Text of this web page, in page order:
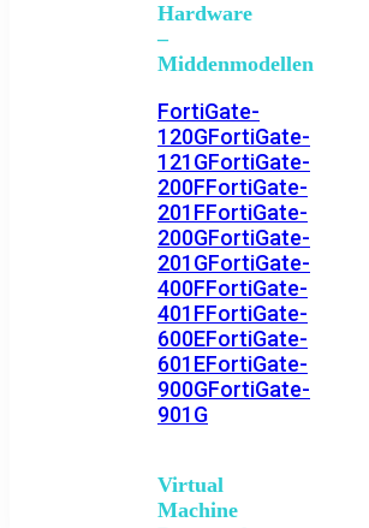
Hardware
–
Middenmodellen
FortiGate-
120GFortiGate-
121GFortiGate-
200FFortiGate-
201FFortiGate-
200GFortiGate-
201GFortiGate-
400FFortiGate-
401FFortiGate-
600EFortiGate-
601EFortiGate-
900GFortiGate-
901G
Virtual
Machine